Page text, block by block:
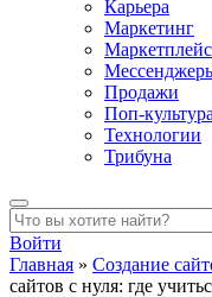
Карьера
Маркетинг
Продажи
Поп-культура
Технологии
Трибуна
Войти
Главная » Создание
сайтов с нуля: где